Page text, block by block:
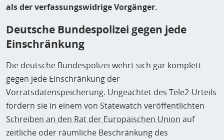
als der verfassungswidrige Vorgänger.
Deutsche Bundespolizei gegen jede
Einschränkung
Die deutsche Bundespolizei wehrt sich gar komplett
gegen jede Einschränkung der
Vorratsdatenspeicherung. Ungeachtet des Tele2-Urteils
fordern sie in einem von Statewatch veröffentlichten
Schreiben an den Rat der Europäischen Union auf
zeitliche oder räumliche Beschränkung des